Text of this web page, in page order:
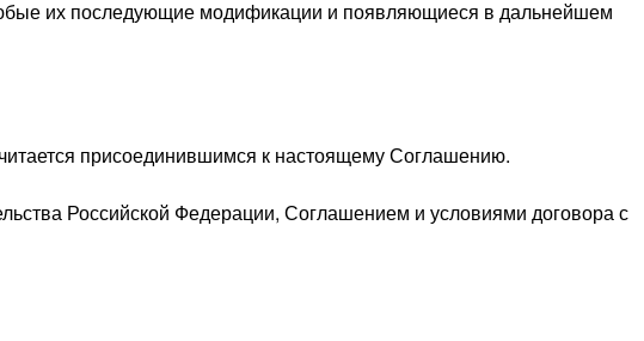
их последующие модификации и появляющиеся в дальнейшем
присоединившимся к настоящему Соглашению.
Российской Федерации, Соглашением и условиями договора с